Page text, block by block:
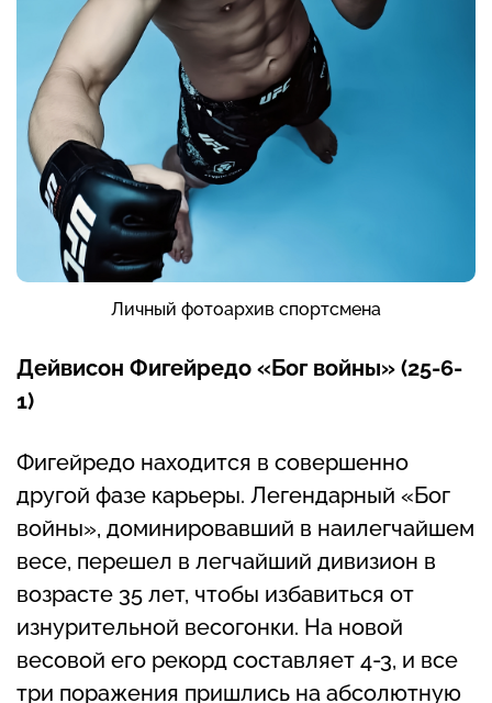
Личный фотоархив спортсмена
Дейвисон Фигейредо «Бог войны» (25-6-
1)
Фигейредо находится в совершенно
другой фазе карьеры. Легендарный «Бог
войны», доминировавший в наилегчайшем
весе, перешел в легчайший дивизион в
возрасте 35 лет, чтобы избавиться от
изнурительной весогонки. На новой
весовой его рекорд составляет 4-3, и все
три поражения пришлись на абсолютную